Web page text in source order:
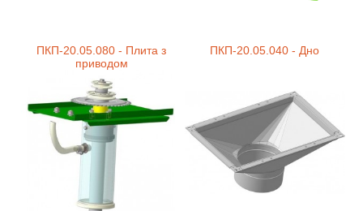
ПКП-20.05.080 - Плита з
приводом
ПКП-20.05.040 - Дно